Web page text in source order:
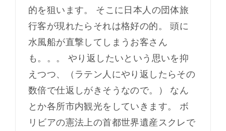
的を狙います。 そこに日本人の団体旅
行客が現れたらそれは格好の的。 頭に
水風船が直撃してしまうお客さん
も。。。 やり返したいという思いを抑
えつつ、（ラテン人にやり返したらその
数倍で仕返しがきそうなので。） なん
とか各所市内観光をしていきます。 ボ
リビアの憲法上の首都世界遺産スクレで